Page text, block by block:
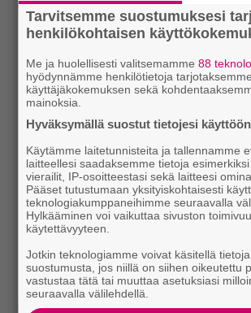
Tarvitsemme suostumuksesi
henkilökohtaisen
Me ja huolellisesti valitsemamme88
hyödynnämme henkilötietoja
käyttäjäkokemuksen sekä
mainoksia.
Hyväksymällä suostut tietojesi
Käytämme laitetunnisteita ja tallennamme
laitteellesi saadaksemme tietoja
vierailit, IP-osoitteestasi sekä laitteesi
Pääset tutustumaan yksityiskohtaisesti
teknologiakumppaneihimme seuraavalla
Hylkääminen voi vaikuttaa sivuston
käytettävyyteen.
Jotkin teknologiamme voivat käsitellä
suostumusta, jos niillä on siihen oikeutettu
vastustaa tätä tai muuttaa asetuksiasi
seuraavalla välilehdellä.